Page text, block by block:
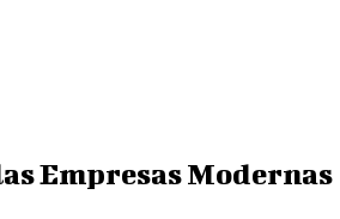
Empresas Modernas